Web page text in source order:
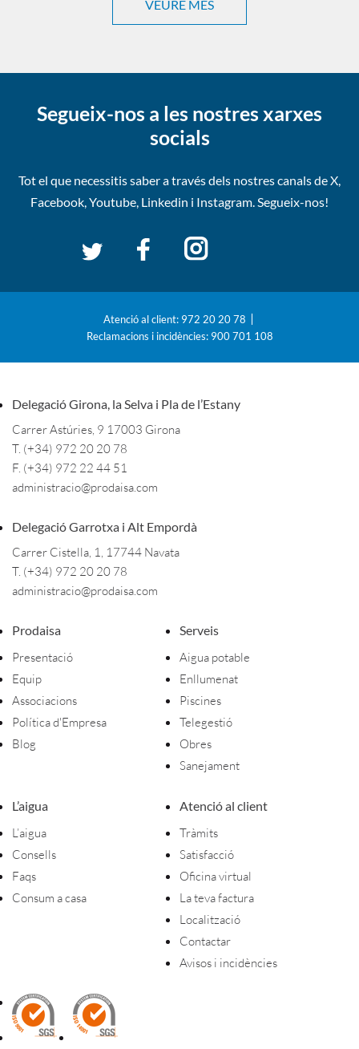
VEURE MÉS
Segueix-nos a les nostres xarxes
socials
Tot el que necessitis saber a través dels nostres canals deX,
Facebook, Youtube, Linkedin i Instagram. Segueix-nos!
Atenció al client: 972 20 20 78
Reclamacions i incidències: 900 701 108
Delegació Girona, la Selva i Pla de l’Estany
Carrer Astúries, 9 17003 Girona
T. (+34) 972 20 20 78
F. (+34) 972 22 44 51
administracio@prodaisa.com
Delegació Garrotxa i Alt Empordà
Carrer Cistella, 1, 17744 Navata
T. (+34) 972 20 20 78
administracio@prodaisa.com
Prodaisa
Presentació
Equip
Associacions
Política d'Empresa
Blog
Serveis
Aigua potable
Enllumenat
Piscines
Telegestió
Obres
Sanejament
L’aigua
L’aigua
Consells
Faqs
Consum a casa
Atenció al client
Tràmits
Satisfacció
Oficina virtual
La teva factura
Localització
Contactar
Avisos i incidències